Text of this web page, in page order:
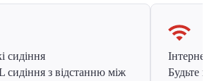
сидіння
з відстанню між
Інтернет
Будьте